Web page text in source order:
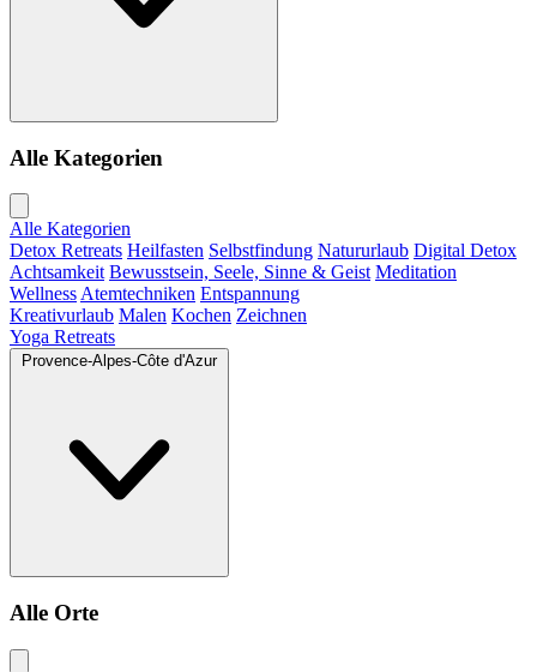
Alle Kategorien
Alle Kategorien
Detox Retreats Heilfasten Selbstfindung Natururlaub Digital Detox
Achtsamkeit Bewusstsein, Seele, Sinne & Geist Meditation
Wellness Atemtechniken Entspannung
Kreativurlaub Malen Kochen Zeichnen
Yoga Retreats
Provence-Alpes-Côte d'Azur
Alle Orte